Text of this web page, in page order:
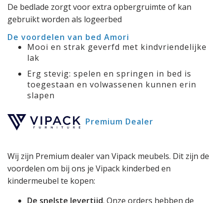
De bedlade zorgt voor extra opbergruimte of kan
gebruikt worden als logeerbed
De voordelen van bed Amori
Mooi en strak geverfd met kindvriendelijke
lak
Erg stevig: spelen en springen in bed is
toegestaan en volwassenen kunnen erin
slapen
Premium Dealer
Wij zijn Premium dealer van Vipack meubels. Dit zijn de
voordelen om bij ons je Vipack kinderbed en
kindermeubel te kopen:
De snelste levertijd. Onze orders hebben de